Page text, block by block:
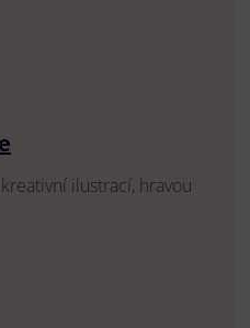
ilustrací, hravou